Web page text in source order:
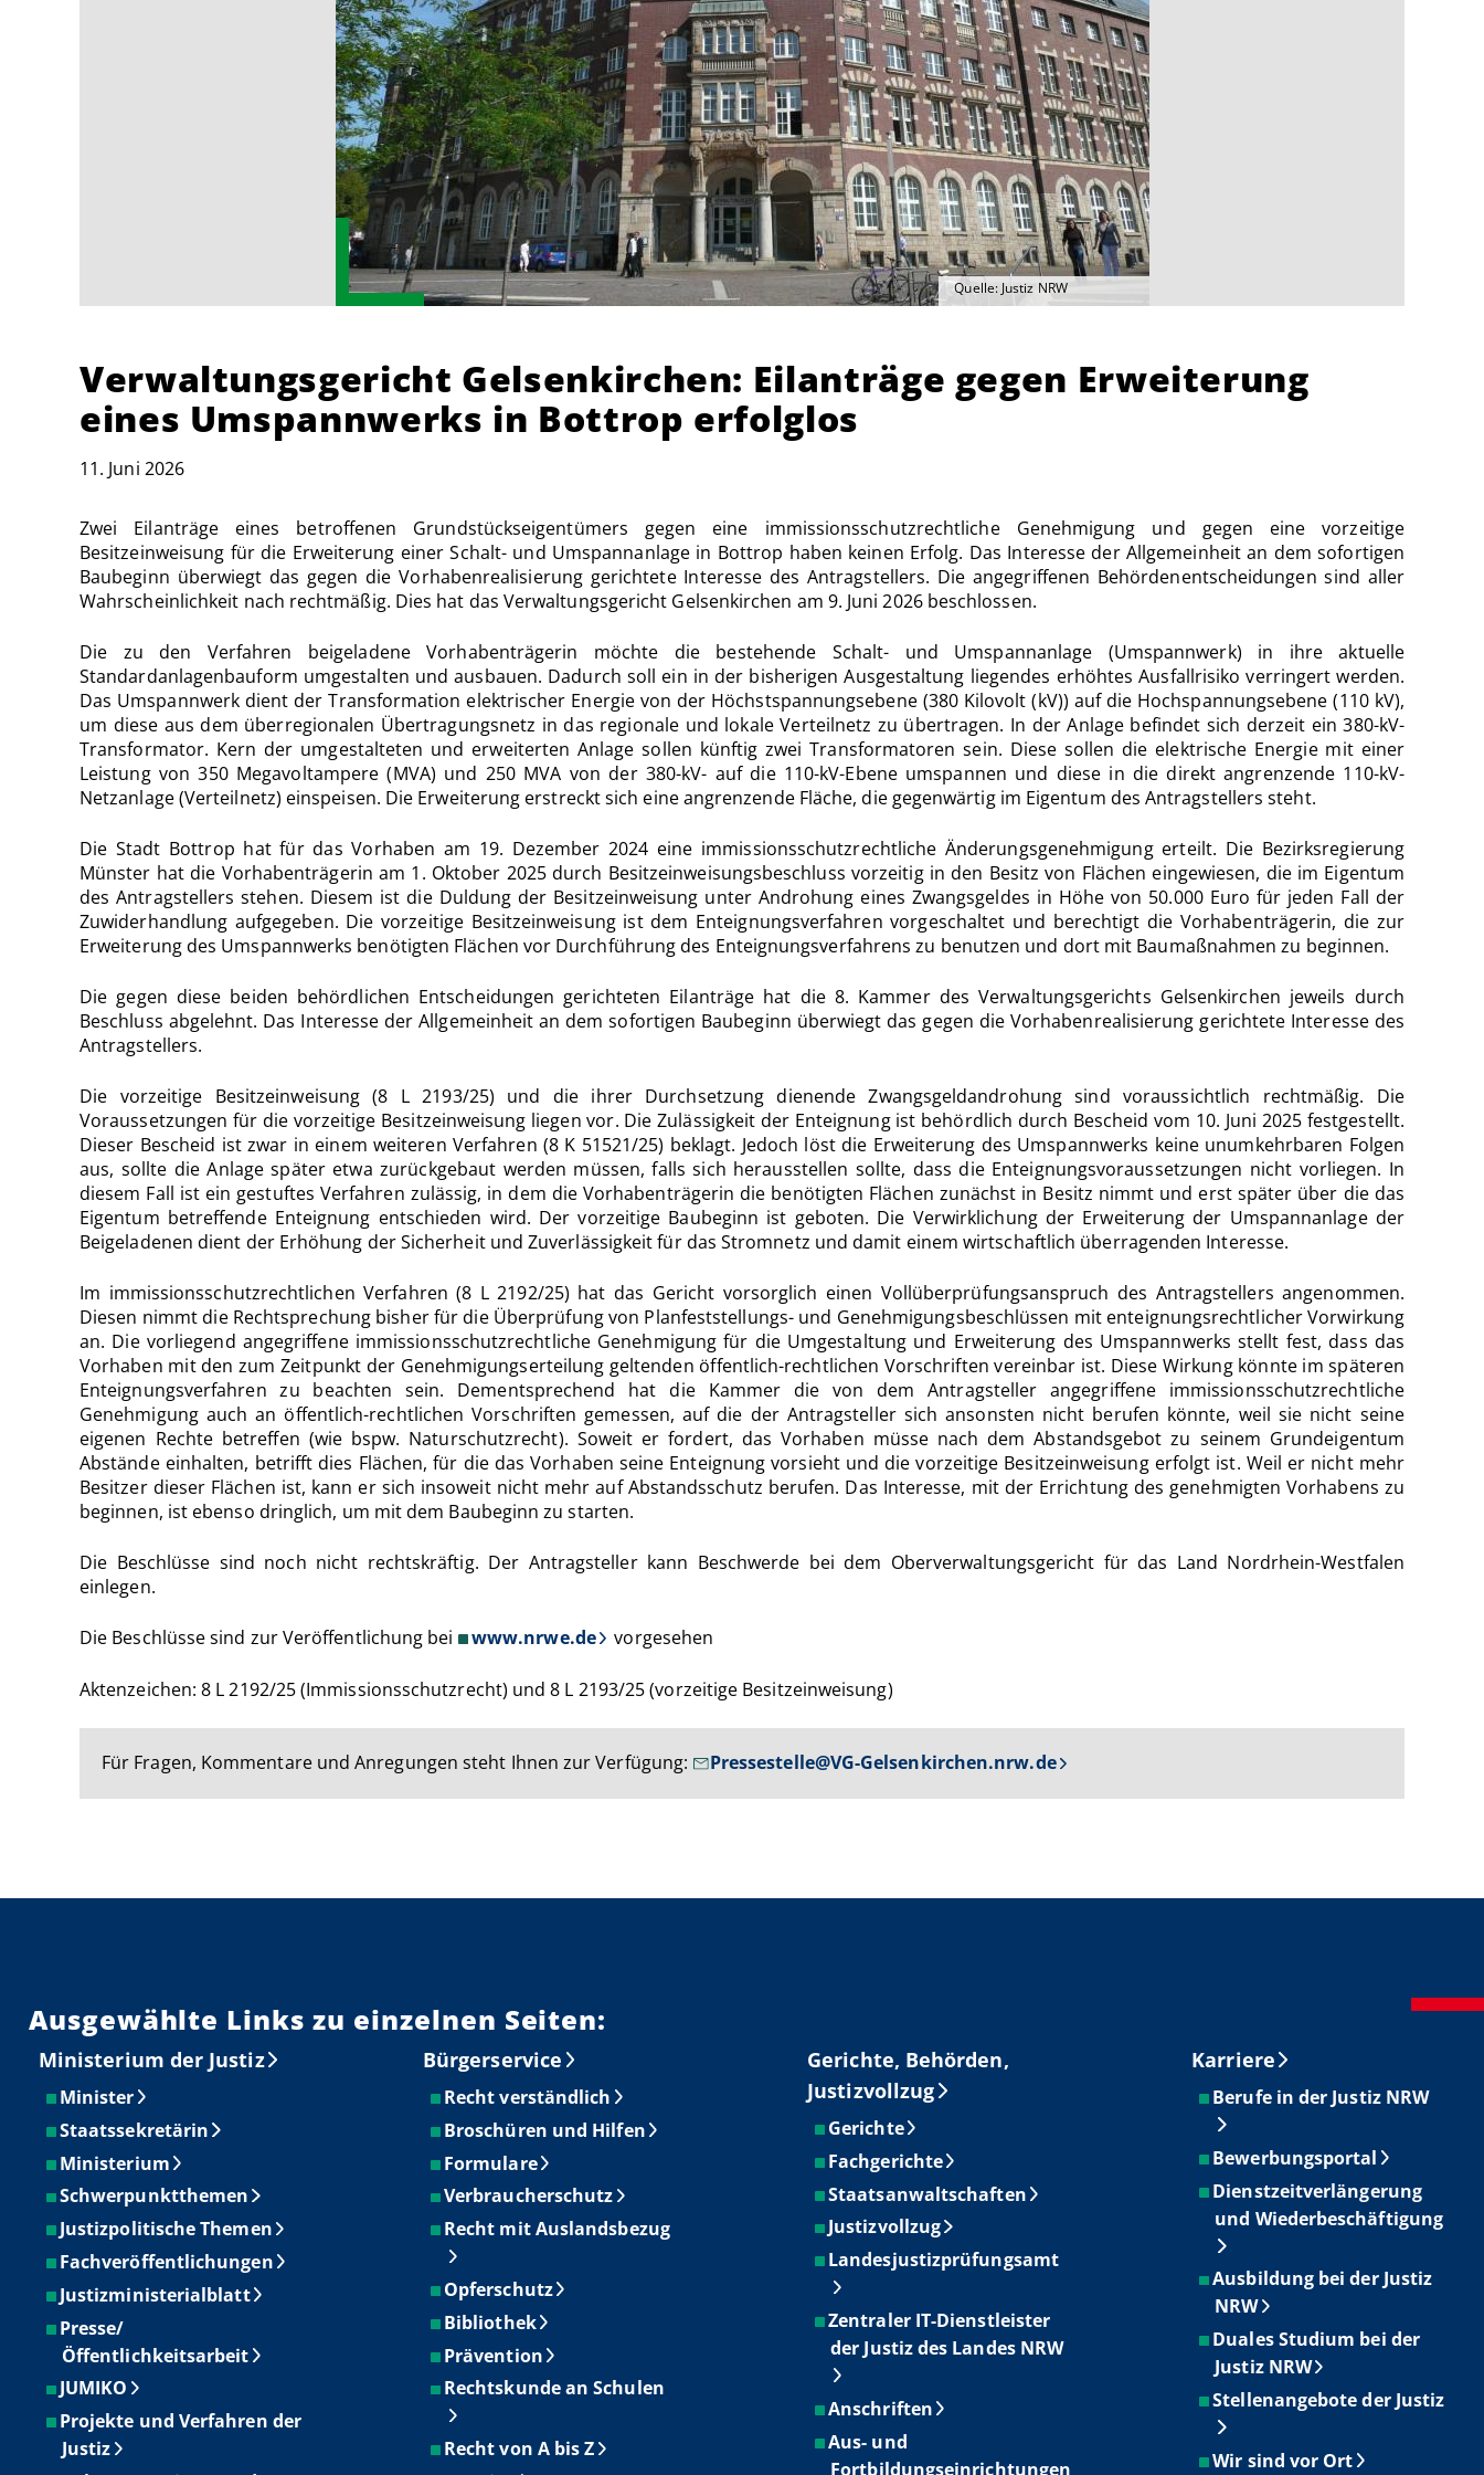
Quelle: Justiz NRW
Verwaltungsgericht Gelsenkirchen: Eilanträge gegen Erweiterung
eines Umspannwerks in Bottrop erfolglos
11. Juni 2026
Zwei Eilanträge eines betroffenen Grundstückseigentümers gegen eine immissionsschutzrechtliche Genehmigung und gegen eine vorzeitige
Besitzeinweisung für die Erweiterung einer Schalt- und Umspannanlage in Bottrop haben keinen Erfolg. Das Interesse der Allgemeinheit an dem sofortigen
Baubeginn überwiegt das gegen die Vorhabenrealisierung gerichtete Interesse des Antragstellers. Die angegriffenen Behördenentscheidungen sind aller
Wahrscheinlichkeit nach rechtmäßig. Dies hat das Verwaltungsgericht Gelsenkirchen am 9. Juni 2026 beschlossen.
Die zu den Verfahren beigeladene Vorhabenträgerin möchte die bestehende Schalt- und Umspannanlage (Umspannwerk) in ihre aktuelle
Standardanlagenbauform umgestalten und ausbauen. Dadurch soll ein in der bisherigen Ausgestaltung liegendes erhöhtes Ausfallrisiko verringert werden.
Das Umspannwerk dient der Transformation elektrischer Energie von der Höchstspannungsebene (380 Kilovolt (kV)) auf die Hochspannungsebene (110 kV),
um diese aus dem überregionalen Übertragungsnetz in das regionale und lokale Verteilnetz zu übertragen. In der Anlage befindet sich derzeit ein 380-kV-
Transformator. Kern der umgestalteten und erweiterten Anlage sollen künftig zwei Transformatoren sein. Diese sollen die elektrische Energie mit einer
Leistung von 350 Megavoltampere (MVA) und 250 MVA von der 380-kV- auf die 110-kV-Ebene umspannen und diese in die direkt angrenzende 110-kV-
Netzanlage (Verteilnetz) einspeisen. Die Erweiterung erstreckt sich eine angrenzende Fläche, die gegenwärtig im Eigentum des Antragstellers steht.
Die Stadt Bottrop hat für das Vorhaben am 19. Dezember 2024 eine immissionsschutzrechtliche Änderungsgenehmigung erteilt. Die Bezirksregierung
Münster hat die Vorhabenträgerin am 1. Oktober 2025 durch Besitzeinweisungsbeschluss vorzeitig in den Besitz von Flächen eingewiesen, die im Eigentum
des Antragstellers stehen. Diesem ist die Duldung der Besitzeinweisung unter Androhung eines Zwangsgeldes in Höhe von 50.000 Euro für jeden Fall der
Zuwiderhandlung aufgegeben. Die vorzeitige Besitzeinweisung ist dem Enteignungsverfahren vorgeschaltet und berechtigt die Vorhabenträgerin, die zur
Erweiterung des Umspannwerks benötigten Flächen vor Durchführung des Enteignungsverfahrens zu benutzen und dort mit Baumaßnahmen zu beginnen.
Die gegen diese beiden behördlichen Entscheidungen gerichteten Eilanträge hat die 8. Kammer des Verwaltungsgerichts Gelsenkirchen jeweils durch
Beschluss abgelehnt. Das Interesse der Allgemeinheit an dem sofortigen Baubeginn überwiegt das gegen die Vorhabenrealisierung gerichtete Interesse des
Antragstellers.
Die vorzeitige Besitzeinweisung (8 L 2193/25) und die ihrer Durchsetzung dienende Zwangsgeldandrohung sind voraussichtlich rechtmäßig. Die
Voraussetzungen für die vorzeitige Besitzeinweisung liegen vor. Die Zulässigkeit der Enteignung ist behördlich durch Bescheid vom 10. Juni 2025 festgestellt.
Dieser Bescheid ist zwar in einem weiteren Verfahren (8 K 51521/25) beklagt. Jedoch löst die Erweiterung des Umspannwerks keine unumkehrbaren Folgen
aus, sollte die Anlage später etwa zurückgebaut werden müssen, falls sich herausstellen sollte, dass die Enteignungsvoraussetzungen nicht vorliegen. In
diesem Fall ist ein gestuftes Verfahren zulässig, in dem die Vorhabenträgerin die benötigten Flächen zunächst in Besitz nimmt und erst später über die das
Eigentum betreffende Enteignung entschieden wird. Der vorzeitige Baubeginn ist geboten. Die Verwirklichung der Erweiterung der Umspannanlage der
Beigeladenen dient der Erhöhung der Sicherheit und Zuverlässigkeit für das Stromnetz und damit einem wirtschaftlich überragenden Interesse.
Im immissionsschutzrechtlichen Verfahren (8 L 2192/25) hat das Gericht vorsorglich einen Vollüberprüfungsanspruch des Antragstellers angenommen.
Diesen nimmt die Rechtsprechung bisher für die Überprüfung von Planfeststellungs- und Genehmigungsbeschlüssen mit enteignungsrechtlicher Vorwirkung
an. Die vorliegend angegriffene immissionsschutzrechtliche Genehmigung für die Umgestaltung und Erweiterung des Umspannwerks stellt fest, dass das
Vorhaben mit den zum Zeitpunkt der Genehmigungserteilung geltenden öffentlich-rechtlichen Vorschriften vereinbar ist. Diese Wirkung könnte im späteren
Enteignungsverfahren zu beachten sein. Dementsprechend hat die Kammer die von dem Antragsteller angegriffene immissionsschutzrechtliche
Genehmigung auch an öffentlich-rechtlichen Vorschriften gemessen, auf die der Antragsteller sich ansonsten nicht berufen könnte, weil sie nicht seine
eigenen Rechte betreffen (wie bspw. Naturschutzrecht). Soweit er fordert, das Vorhaben müsse nach dem Abstandsgebot zu seinem Grundeigentum
Abstände einhalten, betrifft dies Flächen, für die das Vorhaben seine Enteignung vorsieht und die vorzeitige Besitzeinweisung erfolgt ist. Weil er nicht mehr
Besitzer dieser Flächen ist, kann er sich insoweit nicht mehr auf Abstandsschutz berufen. Das Interesse, mit der Errichtung des genehmigten Vorhabens zu
beginnen, ist ebenso dringlich, um mit dem Baubeginn zu starten.
Die Beschlüsse sind noch nicht rechtskräftig. Der Antragsteller kann Beschwerde bei dem Oberverwaltungsgericht für das Land Nordrhein-Westfalen
einlegen.
Die Beschlüsse sind zur Veröffentlichung bei www.nrwe.de vorgesehen
Aktenzeichen: 8 L 2192/25 (Immissionsschutzrecht) und 8 L 2193/25 (vorzeitige Besitzeinweisung)
Für Fragen, Kommentare und Anregungen steht Ihnen zur Verfügung: Pressestelle@VG-Gelsenkirchen.nrw.de
Ausgewählte Links zu einzelnen Seiten:
Ministerium der Justiz
Minister
Staatssekretärin
Ministerium
Schwerpunktthemen
Justizpolitische Themen
Fachveröffentlichungen
Justizministerialblatt
Presse/
Öffentlichkeitsarbeit
JUMIKO
Projekte und Verfahren der
Justiz
Bürgerservice
Recht verständlich
Broschüren und Hilfen
Formulare
Verbraucherschutz
Recht mit Auslandsbezug
Opferschutz
Bibliothek
Prävention
Rechtskunde an Schulen
Recht von A bis Z
Gerichte, Behörden,
Justizvollzug
Gerichte
Fachgerichte
Staatsanwaltschaften
Justizvollzug
Landesjustizprüfungsamt
Zentraler IT-Dienstleister
der Justiz des Landes NRW
Anschriften
Aus- und
Fortbildungseinrichtungen
Karriere
Berufe in der Justiz NRW
Bewerbungsportal
Dienstzeitverlängerung
und Wiederbeschäftigung
Ausbildung bei der Justiz
NRW
Duales Studium bei der
Justiz NRW
Stellenangebote der Justiz
Wir sind vor Ort